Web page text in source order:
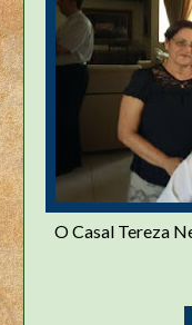
O Casal Tereza